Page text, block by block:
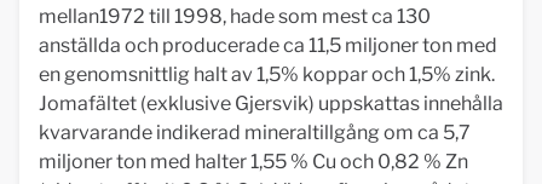
mellan1972 till 1998, hade som mest ca 130
anställda och producerade ca 11,5 miljoner ton med
en genomsnittlig halt av 1,5% koppar och 1,5% zink.
Jomafältet (exklusive Gjersvik) uppskattas innehålla
kvarvarande indikerad mineraltillgång om ca 5,7
miljoner ton med halter 1,55 % Cu och 0,82 % Zn